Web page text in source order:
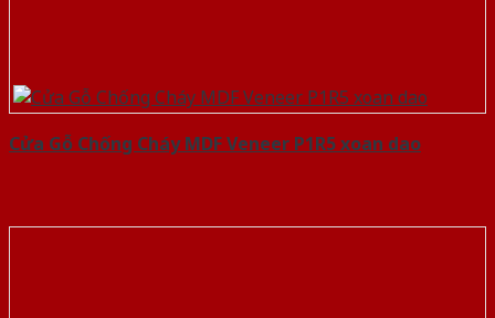
Cửa Gỗ Chống Cháy MDF Veneer P1R5 xoan dao